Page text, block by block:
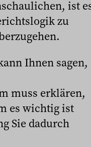
ist
zu
Ihnen sagen,
muss erklären,
es wichtig ist
Sie dadurch